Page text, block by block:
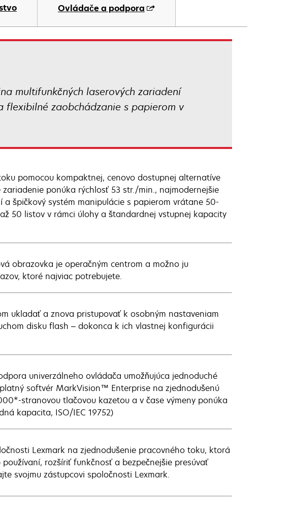
Ovládače a podpora
multifunkčných laserových zariadení
flexibilné zaobchádzanie s papierom v
pomocou kompaktnej, cenovo dostupnej alternatíve
ponúka rýchlosť 53 str./min., najmodernejšie
a špičkový systém manipulácie s papierom vrátane 50-
50 listov v rámci úlohy a štandardnej vstupnej kapacity
obrazovka je operačným centrom a možno ju
ktoré najviac potrebujete.
ukladať a znova pristupovať k osobným nastaveniam
disku flash – dokonca k ich vlastnej konfigurácii
univerzálneho ovládača umožňujúca jednoduché
softvér MarkVision™ Enterprise na zjednodušenú
stranovou tlačovou kazetou a v čase výmeny ponúka
kapacita, ISO/IEC 19752)
Lexmark na zjednodušenie pracovného toku, ktorá
rozšíriť funkčnosť a bezpečnejšie presúvať
svojmu zástupcovi spoločnosti Lexmark.